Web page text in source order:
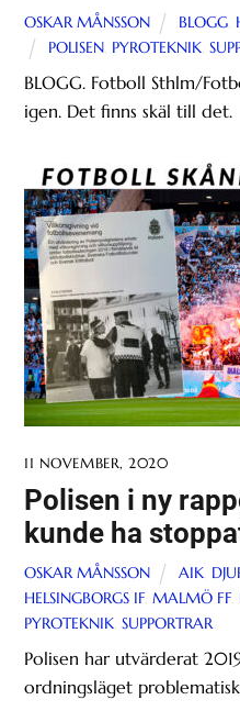
OSKAR MÅNSSON BLOGG,
POLISEN, PYROTEKNIK,
BLOGG. Fotboll Sthlm/
igen. Det finns skäl till det.
11 NOVEMBER, 2020
Polisen i ny
kunde ha
OSKAR MÅNSSON AIK,
HELSINGBORGS IF,MALMÖ FF,
PYROTEKNIK,SUPPORTRAR
Polisen har utvärderat
ordningsläget